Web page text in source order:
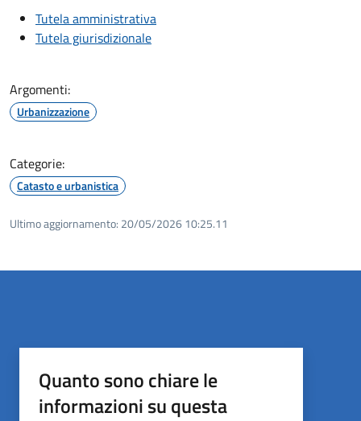
Tutela amministrativa
Tutela giurisdizionale
Argomenti:
Urbanizzazione
Categorie:
Catasto e urbanistica
Ultimo aggiornamento: 20/05/2026 10:25.11
Quanto sono chiare le
informazioni su questa